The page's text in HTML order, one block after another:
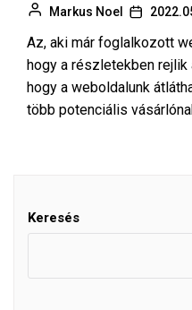
Markus Noel
Az, aki már foglalkozott
hogy a részletekben rejlik
hogy a weboldalunk
több potenciális
Keresés